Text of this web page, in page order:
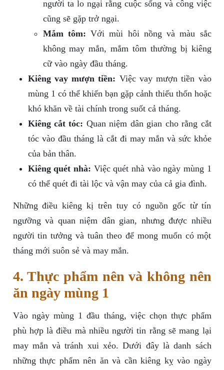
người ta lo ngại rằng cuộc sống và công việc
cũng sẽ gặp trở ngại.
Mắm tôm: Với mùi hôi nồng và màu sắc
không may mắn, mắm tôm thường bị kiêng
cữ vào ngày đầu tháng.
Kiêng vay mượn tiền: Việc vay mượn tiền vào
mùng 1 có thể khiến bạn gặp cảnh thiếu thốn hoặc
khó khăn về tài chính trong suốt cả tháng.
Kiêng cắt tóc: Quan niệm dân gian cho rằng cắt
tóc vào đầu tháng là cắt đi may mắn và sức khỏe
của bản thân.
Kiêng quét nhà: Việc quét nhà vào ngày mùng 1
có thể quét đi tài lộc và vận may của cả gia đình.
Những điều kiêng kị trên tuy có nguồn gốc từ tín
ngưỡng và quan niệm dân gian, nhưng được nhiều
người tin tưởng và tuân theo để mong muốn có một
tháng mới suôn sẻ và may mắn.
4. Thực phẩm nên và không nên
ăn ngày mùng 1
Vào ngày mùng 1 đầu tháng, việc chọn thực phẩm
phù hợp là điều mà nhiều người tin rằng sẽ mang lại
may mắn và tránh xui xẻo. Dưới đây là danh sách
những thực phẩm nên ăn và cần kiêng kỵ vào ngày